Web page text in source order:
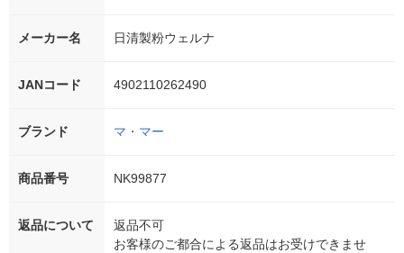
メーカー名 日清製粉ウェルナ
JANコード 4902110262490
ブランド マ・マー
商品番号 NK99877
返品について
返品不可
お客様のご都合による返品はお受けできませ